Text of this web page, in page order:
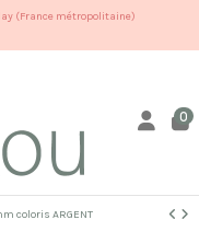
(France métropolitaine)
0
coloris ARGENT